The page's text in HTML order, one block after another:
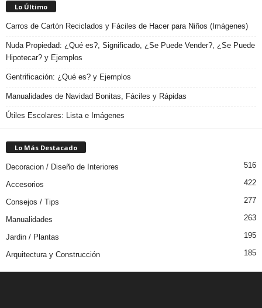
Lo Último
Carros de Cartón Reciclados y Fáciles de Hacer para Niños (Imágenes)
Nuda Propiedad: ¿Qué es?, Significado, ¿Se Puede Vender?, ¿Se Puede
Hipotecar? y Ejemplos
Gentrificación: ¿Qué es? y Ejemplos
Manualidades de Navidad Bonitas, Fáciles y Rápidas
Útiles Escolares: Lista e Imágenes
Lo Más Destacado
Decoracion / Diseño de Interiores 516
Accesorios 422
Consejos / Tips 277
Manualidades 263
Jardin / Plantas 195
Arquitectura y Construcción 185